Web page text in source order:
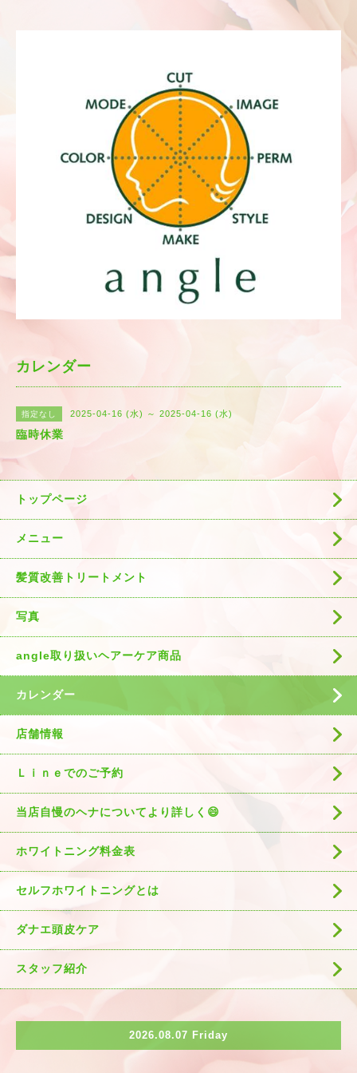
カレンダー
指定なし 2025-04-16 (水) ～ 2025-04-16 (水)
臨時休業
トップページ
メニュー
髪質改善トリートメント
写真
angle取り扱いヘアーケア商品
カレンダー
店舗情報
Ｌｉｎｅでのご予約
当店自慢のヘナについてより詳しく😄
ホワイトニング料金表
セルフホワイトニングとは
ダナエ頭皮ケア
スタッフ紹介
2026.08.07 Friday